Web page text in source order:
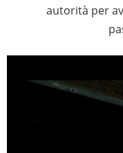
autorità per